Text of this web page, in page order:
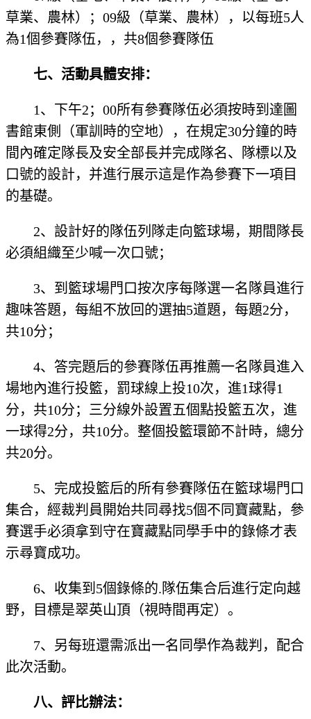
草業、農林）；09級（草業、農林），以每班5人
為1個參賽隊伍，，共8個參賽隊伍
七、活動具體安排：
1、下午2；00所有參賽隊伍必須按時到達圖
書館東側（軍訓時的空地），在規定30分鐘的時
間內確定隊長及安全部長并完成隊名、隊標以及
口號的設計，并進行展示這是作為參賽下一項目
的基礎。
2、設計好的隊伍列隊走向籃球場，期間隊長
必須組織至少喊一次口號；
3、到籃球場門口按次序每隊選一名隊員進行
趣味答題，每組不放回的選抽5道題，每題2分，
共10分；
4、答完題后的參賽隊伍再推薦一名隊員進入
場地內進行投籃，罰球線上投10次，進1球得1
分，共10分；三分線外設置五個點投籃五次，進
一球得2分，共10分。整個投籃環節不計時，總分
共20分。
5、完成投籃后的所有參賽隊伍在籃球場門口
集合，經裁判員開始共同尋找5個不同寶藏點，參
賽選手必須拿到守在寶藏點同學手中的錄條才表
示尋寶成功。
6、收集到5個錄條的.隊伍集合后進行定向越
野，目標是翠英山頂（視時間再定）。
7、另每班還需派出一名同學作為裁判，配合
此次活動。
八、評比辦法：